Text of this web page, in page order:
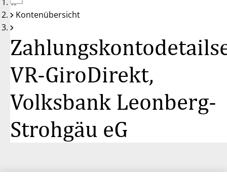
auf
100
Keine
Konten
Kontenübersicht
VR-GiroDirekt,
Volksbank Leonberg-
Strohgäu eG